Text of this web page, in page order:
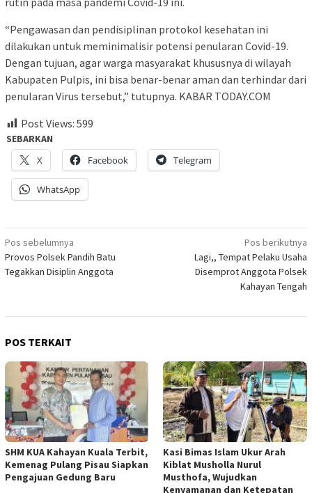
“Pengawasan dan pendisiplinan protokol kesehatan ini
dilakukan untuk meminimalisir potensi penularan Covid-19.
Dengan tujuan, agar warga masyarakat khususnya di wilayah
Kabupaten Pulpis, ini bisa benar-benar aman dan terhindar dari
penularan Virus tersebut,” tutupnya. KABAR TODAY.COM
Post Views: 599
SEBARKAN
X
Facebook Telegram
WhatsApp
Navigasi
pos
Pos sebelumnya
Provos Polsek Pandih Batu
Tegakkan Disiplin Anggota
Pos berikutnya
Lagi,, Tempat Pelaku Usaha
Disemprot Anggota Polsek
Kahayan Tengah
POS TERKAIT
SHM KUA Kahayan Kuala Terbit,
Kemenag Pulang Pisau Siapkan
Pengajuan Gedung Baru
Kasi Bimas Islam Ukur Arah
Kiblat Musholla Nurul
Musthofa, Wujudkan
Kenyamanan dan Ketepatan